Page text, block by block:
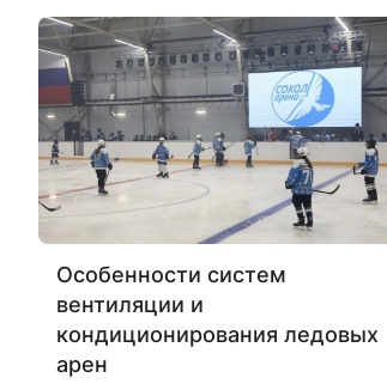
Особенности систем
вентиляции и
кондиционирования ледовых
арен